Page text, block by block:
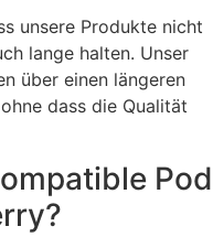
unsere Produkte nicht
lange halten. Unser
über einen längeren
dass die Qualität
Pod